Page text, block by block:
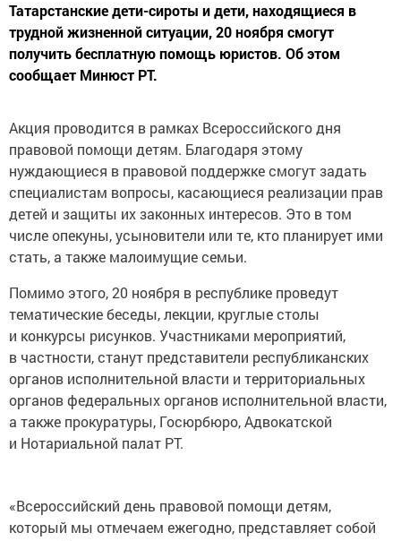
Татарстанские дети-сироты и дети, находящиеся в
трудной жизненной ситуации, 20 ноября смогут
получить бесплатную помощь юристов. Об этом
сообщает Минюст РТ.
Акция проводится в рамках Всероссийского дня
правовой помощи детям. Благодаря этому
нуждающиеся в правовой поддержке смогут задать
специалистам вопросы, касающиеся реализации прав
детей и защиты их законных интересов. Это в том
числе опекуны, усыновители или те, кто планирует ими
стать, а также малоимущие семьи.
Помимо этого, 20 ноября в республике проведут
тематические беседы, лекции, круглые столы
и конкурсы рисунков. Участниками мероприятий,
в частности, станут представители республиканских
органов исполнительной власти и территориальных
органов федеральных органов исполнительной власти,
а также прокуратуры, Госюрбюро, Адвокатской
и Нотариальной палат РТ.
«Всероссийский день правовой помощи детям,
который мы отмечаем ежегодно, представляет собой